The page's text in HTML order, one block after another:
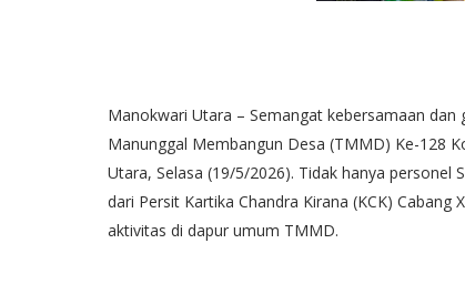
Manokwari Utara – Semangat kebersamaan
Manunggal Membangun Desa (TMMD) Ke-128
Utara, Selasa (19/5/2026). Tidak hanya
dari Persit Kartika Chandra Kirana (KCK)
aktivitas di dapur umum TMMD.